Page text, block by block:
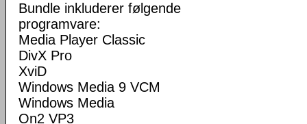
Bundle inkluderer følgende
programvare:
Media Player Classic
DivX Pro
XviD
Windows Media 9 VCM
Windows Media
On2 VP3